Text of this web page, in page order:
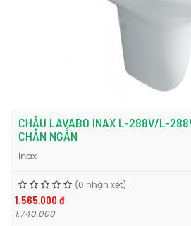
CHẬU LAVABO INAX L-288V/L-
CHÂN NGẮN
Inax
(0 nhận xét)
1.565.000 đ
1.740.000